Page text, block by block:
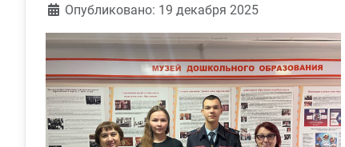
Информация о материале
Опубликовано: 19 декабря 2025